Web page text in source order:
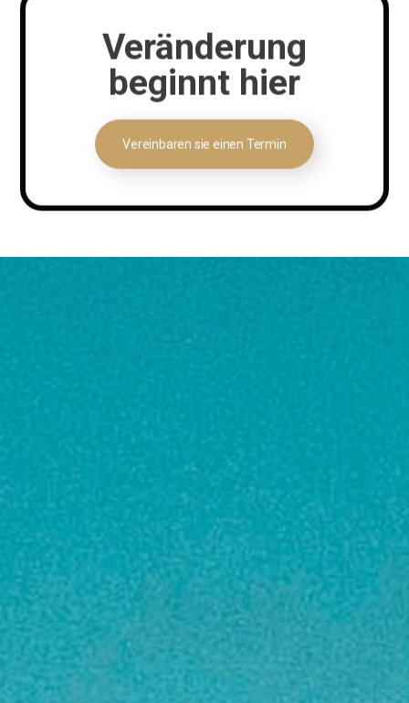
Veränderung
beginnt hier
Vereinbaren sie einen Termin